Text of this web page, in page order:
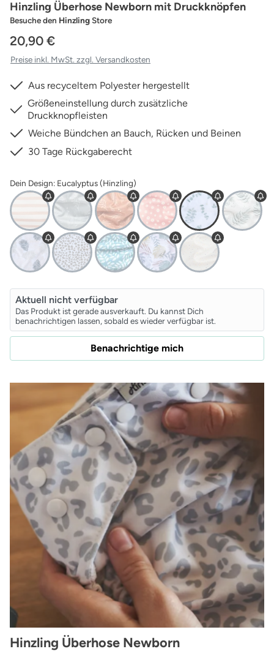
Hinzling Überhose Newborn mit Druckknöpfen
Besuche den HinzlingStore
20,90 €
Preise inkl. MwSt. zzgl. Versandkosten
Aus recyceltem Polyester hergestellt
Größeneinstellung durch zusätzliche
Druckknopfleisten
Weiche Bündchen an Bauch, Rücken und Beinen
30 Tage Rückgaberecht
Dein Design: Eucalyptus (Hinzling)
Aktuell nicht verfügbar
Das Produkt ist gerade ausverkauft. Du kannst Dich
benachrichtigen lassen, sobald es wieder verfügbar ist.
Benachrichtige mich
Hinzling Überhose Newborn